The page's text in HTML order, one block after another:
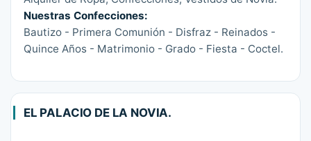
Nuestras Confecciones:
Bautizo - Primera Comunión - Disfraz - Reinados -
Quince Años - Matrimonio - Grado - Fiesta - Coctel.
EL PALACIO DE LA NOVIA.